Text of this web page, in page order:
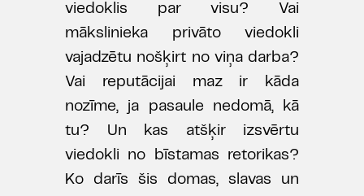
viedoklis par visu? Vai
mākslinieka privāto viedokli
vajadzētu nošķirt no viņa darba?
Vai reputācijai maz ir kāda
nozīme, ja pasaule nedomā, kā
tu? Un kas atšķir izsvērtu
viedokli no bīstamas retorikas?
Ko darīs šis domas, slavas un